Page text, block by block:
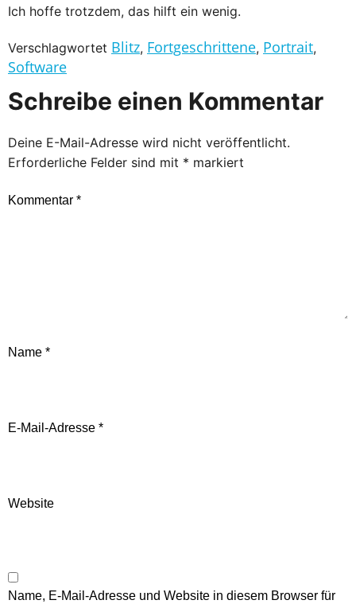
Ich hoffe trotzdem, das hilft ein wenig.
Verschlagwortet Blitz, Fortgeschrittene, Portrait,
Software
Schreibe einen Kommentar
Deine E-Mail-Adresse wird nicht veröffentlicht.
Erforderliche Felder sind mit * markiert
Kommentar *
Name *
E-Mail-Adresse *
Website
Name, E-Mail-Adresse und Website in diesem Browser für